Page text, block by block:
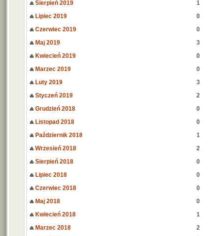
Sierpień 2019
1
Lipiec 2019
0
Czerwiec 2019
0
Maj 2019
3
Kwiecień 2019
0
Marzec 2019
0
Luty 2019
3
Styczeń 2019
2
Grudzień 2018
0
Listopad 2018
0
Październik 2018
1
Wrzesień 2018
2
Sierpień 2018
0
Lipiec 2018
0
Czerwiec 2018
0
Maj 2018
0
Kwiecień 2018
1
Marzec 2018
2